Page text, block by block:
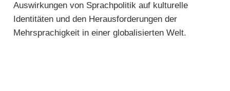
Auswirkungen von Sprachpolitik auf kulturelle
Identitäten und den Herausforderungen der
Mehrsprachigkeit in einer globalisierten Welt.